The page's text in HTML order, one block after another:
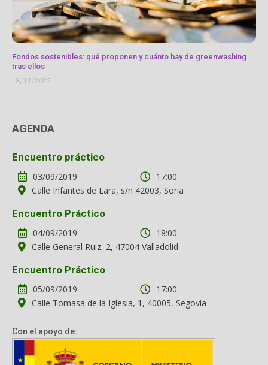
Fondos sostenibles: qué proponen y cuánto hay de greenwashing
tras ellos
18/12/2022
AGENDA
Encuentro práctico
03/09/2019
17:00
Calle Infantes de Lara, s/n 42003, Soria
Encuentro Práctico
04/09/2019
18:00
Calle General Ruiz, 2, 47004 Valladolid
Encuentro Práctico
05/09/2019
17:00
Calle Tomasa de la Iglesia, 1, 40005, Segovia
Con el apoyo de: